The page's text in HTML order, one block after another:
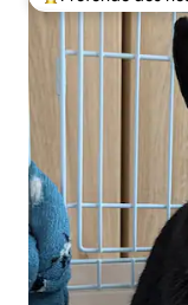
Entre os melhores